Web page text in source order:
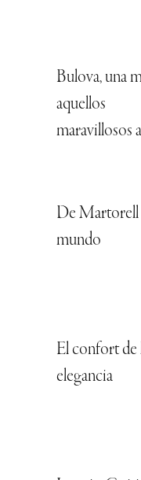
Bulova, una
aquellos
maravillosos
De Martorell
mundo
El confort de
elegancia